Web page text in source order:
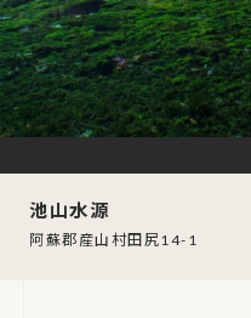
池山水源
阿蘇郡産山村田尻14-1